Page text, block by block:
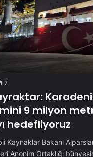
7
9 milyon
hedefliyoruz
Kaynaklar Bakanı
Anonim Ortaklığı